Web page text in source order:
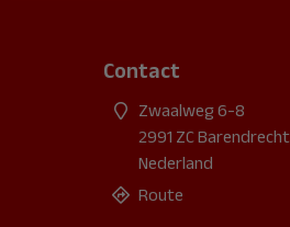
Contact
Zwaalweg 6-8
2991 ZC Barendrecht
Nederland
Route